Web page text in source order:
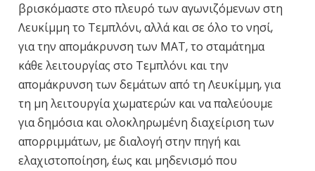
βρισκόμαστε στο πλευρό των αγωνιζόμενων στη
Λευκίμμη το Τεμπλόνι, αλλά και σε όλο το νησί,
για την απομάκρυνση των ΜΑΤ, το σταμάτημα
κάθε λειτουργίας στο Τεμπλόνι και την
απομάκρυνση των δεμάτων από τη Λευκίμμη, για
τη μη λειτουργία χωματερών και να παλεύουμε
για δημόσια και ολοκληρωμένη διαχείριση των
απορριμμάτων, με διαλογή στην πηγή και
ελαχιστοποίηση, έως και μηδενισμό που